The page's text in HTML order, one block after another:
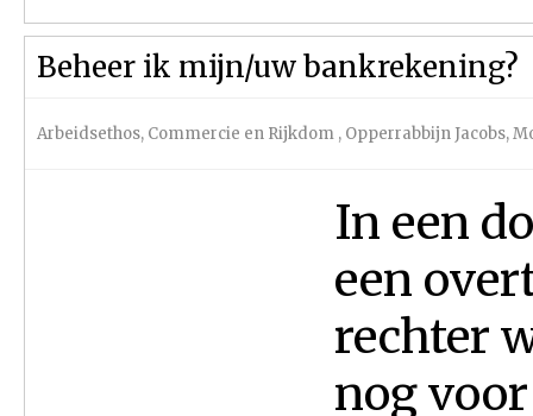
Beheer ik mijn/uw bankrekening?
Arbeidsethos, Commercie en Rijkdom , Opperrabbijn Jacobs,
In een
een
rechter
nog